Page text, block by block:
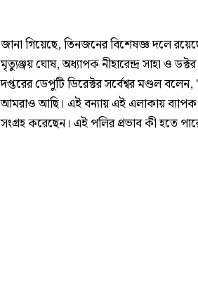
জানা গিয়েছে, তিনজনের বিশেষজ্ঞ দলে
মৃত্যুঞ্জয় ঘোষ, অধ্যাপক নীহারেন্দ্র সাহা ও
দপ্তরের ডেপুটি ডিরেক্টর সর্বেশ্বর মণ্ডল
আমরাও আছি। এই বন্যায় এই এলাকায় ব্যাপক
সংগ্রহ করেছেন। এই পলির প্রভাব কী হতে